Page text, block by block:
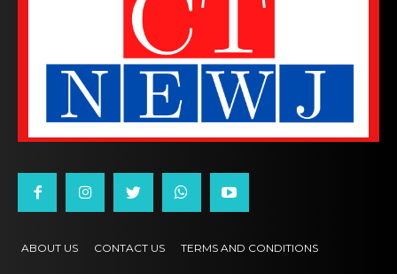
ABOUT US CONTACT US TERMS AND CONDITIONS